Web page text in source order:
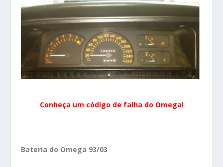
Conheça um código de falha do Omega!
Bateria do Omega 93/03